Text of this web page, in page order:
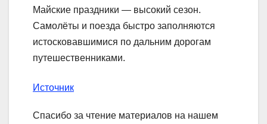
Майские праздники — высокий сезон.
Самолёты и поезда быстро заполняются
истосковавшимися по дальним дорогам
путешественниками.
Источник
Спасибо за чтение материалов на нашем